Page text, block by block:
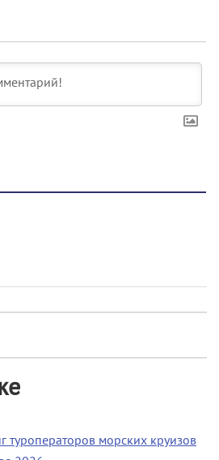
туроператоров морских круизов